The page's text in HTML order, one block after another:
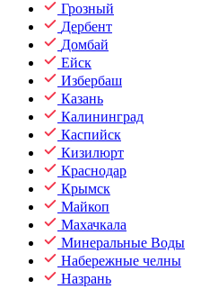
Грозный
Дербент
Домбай
Ейск
Избербаш
Казань
Калининград
Каспийск
Кизилюрт
Краснодар
Крымск
Майкоп
Махачкала
Минеральные Воды
Набережные челны
Назрань